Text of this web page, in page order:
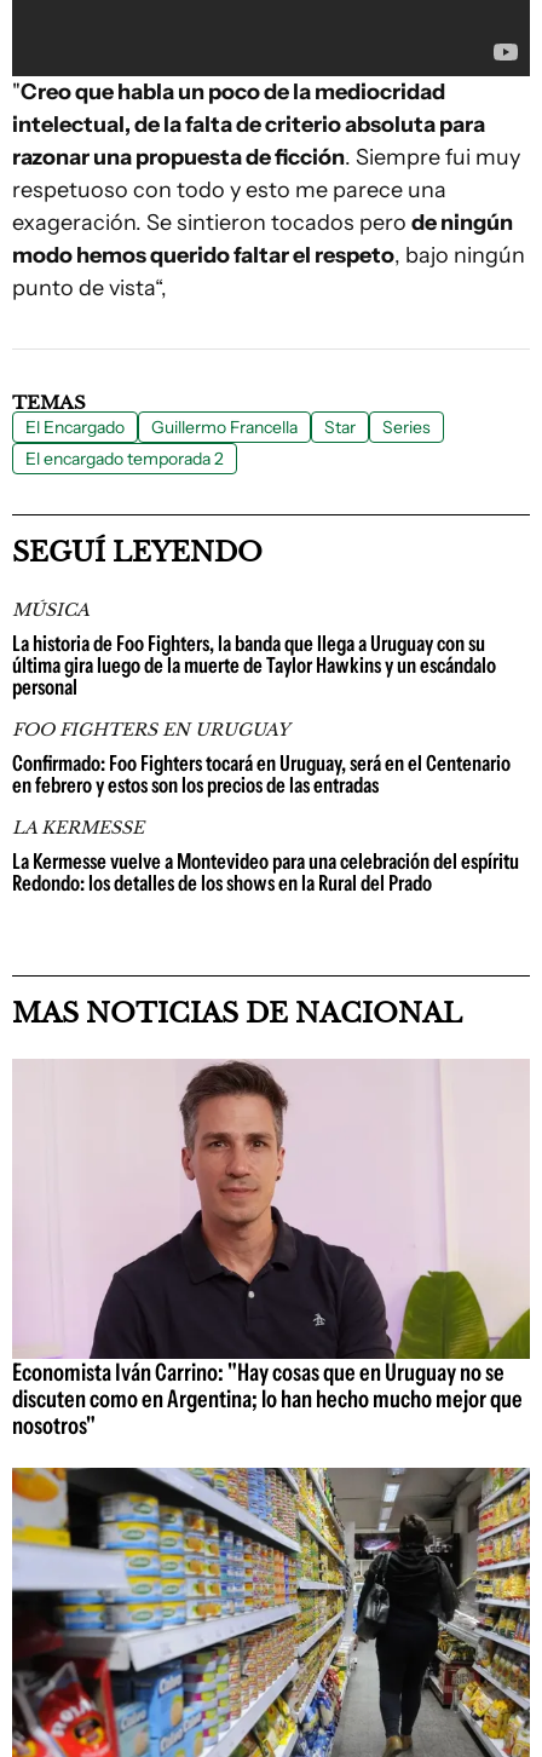
"Creo que habla un poco de la mediocridad
intelectual, de la falta de criterio absoluta para
razonar una propuesta de ficción. Siempre fui muy
respetuoso con todo y esto me parece una
exageración. Se sintieron tocados pero de ningún
modo hemos querido faltar el respeto, bajo ningún
punto de vista“,
TEMAS
El Encargado Guillermo Francella Star
Series
El encargado temporada 2
SEGUÍ LEYENDO
MÚSICA
La historia de Foo Fighters, la banda que llega a Uruguay con su
última gira luego de la muerte de Taylor Hawkins y un escándalo
personal
FOO FIGHTERS EN URUGUAY
Confirmado: Foo Fighters tocará en Uruguay, será en el Centenario
en febrero y estos son los precios de las entradas
LA KERMESSE
La Kermesse vuelve a Montevideo para una celebración del espíritu
Redondo: los detalles de los shows en la Rural del Prado
MAS NOTICIAS DE NACIONAL
Economista Iván Carrino: "Hay cosas que en Uruguay no se
discuten como en Argentina; lo han hecho mucho mejor que
nosotros"